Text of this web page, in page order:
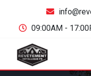
09:00AM -